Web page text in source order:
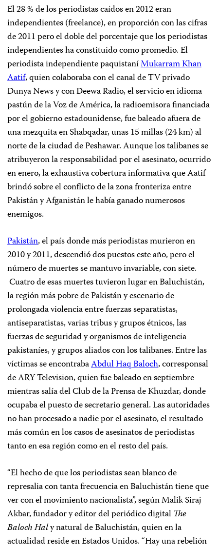
El 28 % de los periodistas caídos en 2012 eran
independientes (freelance), en proporción con las cifras
de 2011 pero el doble del porcentaje que los periodistas
independientes ha constituido como promedio. El
periodista independiente paquistaníMukarram Khan
Aatif, quien colaboraba con el canal de TV privado
Dunya News y con Deewa Radio, el servicio en idioma
pastún de la Voz de América, la radioemisora financiada
por el gobierno estadounidense, fue baleado afuera de
una mezquita en Shabqadar, unas 15 millas (24 km) al
norte de la ciudad de Peshawar. Aunque los talibanes se
atribuyeron la responsabilidad por el asesinato, ocurrido
en enero, la exhaustiva cobertura informativa que Aatif
brindó sobre el conflicto de la zona fronteriza entre
Pakistán y Afganistán le había ganado numerosos
enemigos.
Pakistán, el país donde más periodistas murieron en
2010 y 2011, descendió dos puestos este año, pero el
número de muertes se mantuvo invariable, con siete.
Cuatro de esas muertes tuvieron lugar en Baluchistán,
la región más pobre de Pakistán y escenario de
prolongada violencia entre fuerzas separatistas,
antiseparatistas, varias tribus y grupos étnicos, las
fuerzas de seguridad y organismos de inteligencia
pakistaníes, y grupos aliados con los talibanes. Entre las
víctimas se encontrabaAbdul Haq Baloch, corresponsal
de ARY Television, quien fue baleado en septiembre
mientras salía del Club de la Prensa de Khuzdar, donde
ocupaba el puesto de secretario general. Las autoridades
no han procesado a nadie por el asesinato, el resultado
más común en los casos de asesinatos de periodistas
tanto en esa región como en el resto del país.
“El hecho de que los periodistas sean blanco de
represalia con tanta frecuencia en Baluchistán tiene que
ver con el movimiento nacionalista”, según Malik Siraj
Akbar, fundador y editor del periódico digital The
Baloch Haly natural de Baluchistán, quien en la
actualidad reside en Estados Unidos. “Hay una rebelión